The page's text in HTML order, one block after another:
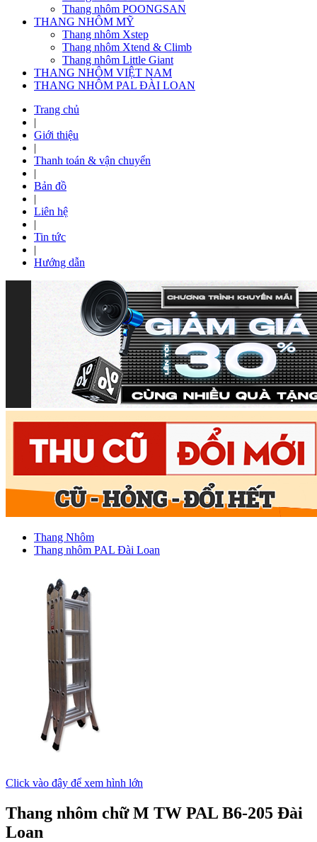
Thang nhôm POONGSAN
THANG NHÔM MỸ
Thang nhôm Xstep
Thang nhôm Xtend & Climb
Thang nhôm Little Giant
THANG NHÔM VIỆT NAM
THANG NHÔM PAL ĐÀI LOAN
Trang chủ
|
Giới thiệu
|
Thanh toán & vận chuyển
|
Bản đồ
|
Liên hệ
|
Tin tức
|
Hướng dẫn
Thang Nhôm
Thang nhôm PAL Đài Loan
Click vào đây để xem hình lớn
Thang nhôm chữ M TW PAL B6-205 Đài
Loan